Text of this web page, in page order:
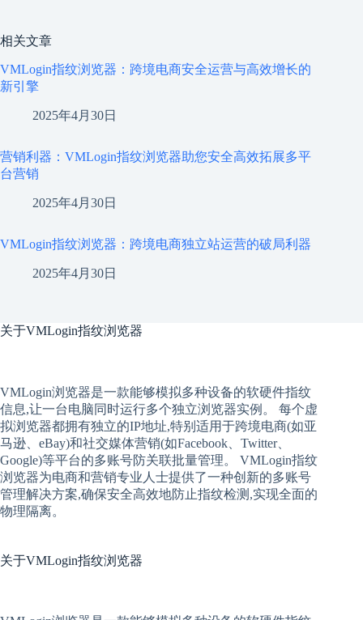
相关文章
VMLogin指纹浏览器：跨境电商安全运营与高效增长的
新引擎
2025年4月30日
营销利器：VMLogin指纹浏览器助您安全高效拓展多平
台营销
2025年4月30日
VMLogin指纹浏览器：跨境电商独立站运营的破局利器
2025年4月30日
关于VMLogin指纹浏览器
VMLogin浏览器是一款能够模拟多种设备的软硬件指纹
信息,让一台电脑同时运行多个独立浏览器实例。 每个虚
拟浏览器都拥有独立的IP地址,特别适用于跨境电商(如亚
马逊、eBay)和社交媒体营销(如Facebook、Twitter、
Google)等平台的多账号防关联批量管理。 VMLogin指纹
浏览器为电商和营销专业人士提供了一种创新的多账号
管理解决方案,确保安全高效地防止指纹检测,实现全面的
物理隔离。
关于VMLogin指纹浏览器